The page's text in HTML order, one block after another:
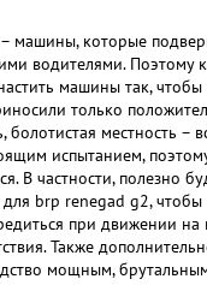
машины, которые
водителями. Поэтому
машины так,
только
болотистая местность –
испытанием,
В частности, полезно
brp renegad g2, чтобы
при движении на
Также
мощным,